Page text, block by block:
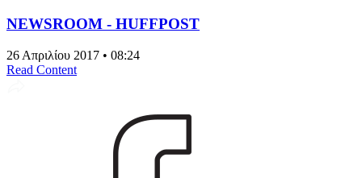
NEWSROOM - HUFFPOST
26 Απριλίου 2017 • 08:24
Read Content